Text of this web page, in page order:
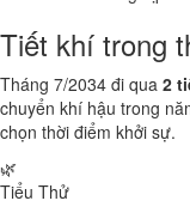
Tiết khí trong
Tháng 7/2034 đi qua 2
chuyển khí hậu trong
chọn thời điểm khởi sự.
🌿
Tiểu Thử